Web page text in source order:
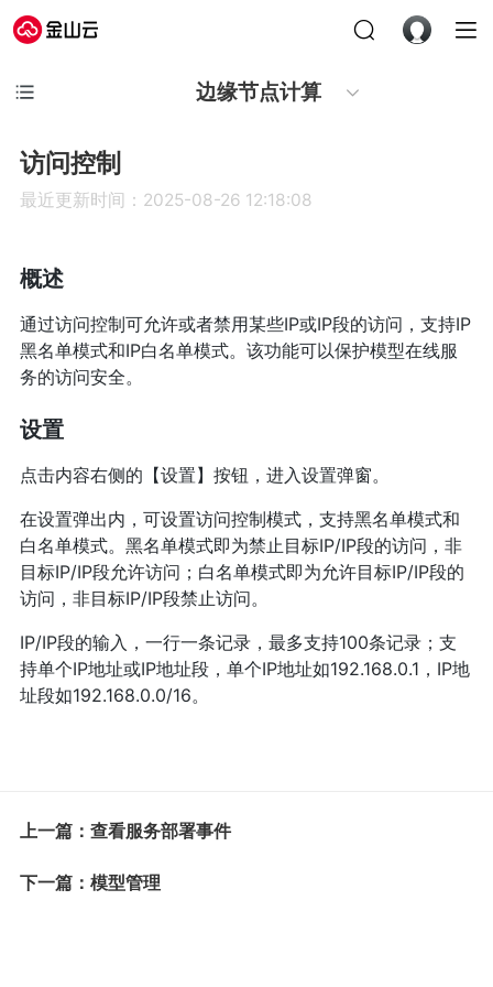
边缘节点计算
访问控制
最近更新时间：2025-08-26 12:18:08
概述
通过访问控制可允许或者禁用某些IP或IP段的访问，支持IP
黑名单模式和IP白名单模式。该功能可以保护模型在线服
务的访问安全。
设置
点击内容右侧的【设置】按钮，进入设置弹窗。
在设置弹出内，可设置访问控制模式，支持黑名单模式和
白名单模式。黑名单模式即为禁止目标IP/IP段的访问，非
目标IP/IP段允许访问；白名单模式即为允许目标IP/IP段的
访问，非目标IP/IP段禁止访问。
IP/IP段的输入，一行一条记录，最多支持100条记录；支
持单个IP地址或IP地址段，单个IP地址如192.168.0.1，IP地
址段如192.168.0.0/16。
上一篇：查看服务部署事件
下一篇：模型管理